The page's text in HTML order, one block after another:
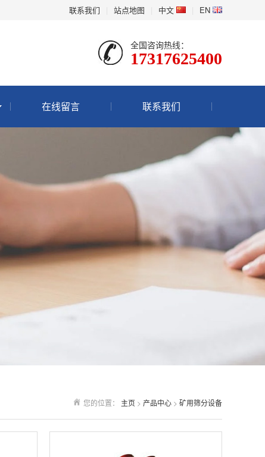
联系我们 站点地图 中文 EN
全国咨询热线：
17317625400
在线留言 联系我们
您的位置： 主页 > 产品中心 > 矿用筛分设备